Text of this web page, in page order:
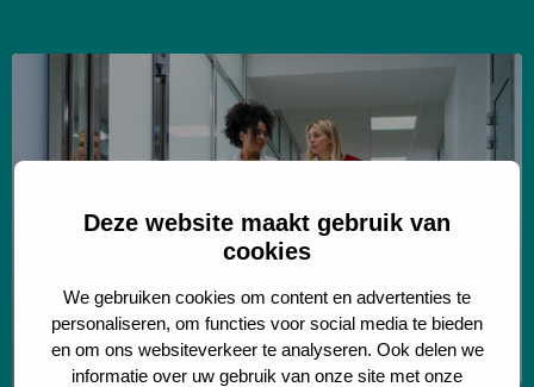
Deze website maakt gebruik van
cookies
We gebruiken cookies om content en advertenties te
personaliseren, om functies voor social media te bieden
en om ons websiteverkeer te analyseren. Ook delen we
informatie over uw gebruik van onze site met onze
meer
Verkenning
polikliniek